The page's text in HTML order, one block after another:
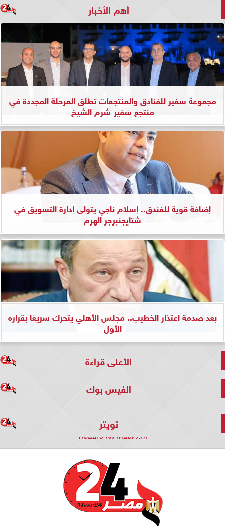
أهم الأخبار
مجموعة سفير للفنادق والمنتجعات تطلق المرحلة المجددة في
منتجع سفير شرم الشيخ
إضافة قوية للفندق.. إسلام ناجي يتولى إدارة التسويق في
شتايجنبرجر الهرم
بعد صدمة اعتذار الخطيب.. مجلس الأهلي يتحرك سريعًا بقراره
الأول
الأعلى قراءة
الفيس بوك
تويتر
Tweets by mesr244